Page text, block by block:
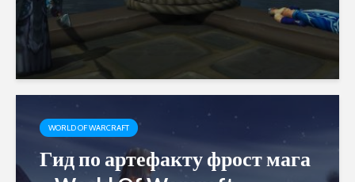
WORLD OF WARCRAFT
Гид по артефакту фрост мага